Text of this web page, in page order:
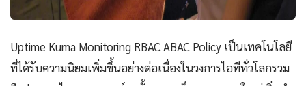
Uptime Kuma Monitoring RBAC ABAC Policy เป็นเทคโนโลยี
ที่ได้รับความนิยมเพิ่มขึ้นอย่างต่อเนื่องในวงการไอทีทั่วโลกรวม